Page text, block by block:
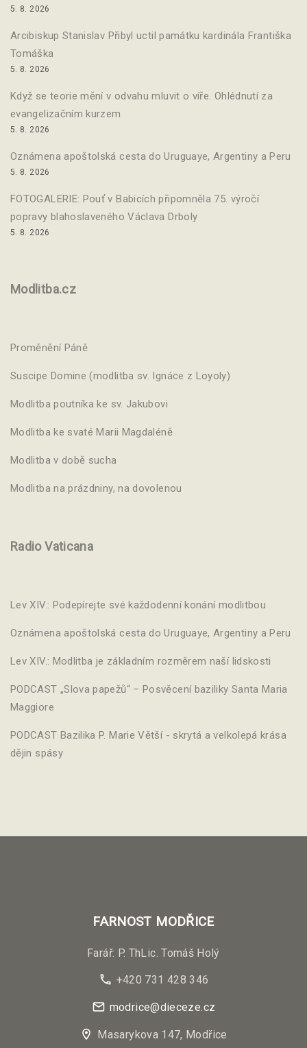
5. 8. 2026
Arcibiskup Stanislav Přibyl uctil památku kardinála Františka
Tomáška
5. 8. 2026
Když se teorie mění v odvahu mluvit o víře. Ohlédnutí za
evangelizačním kurzem
5. 8. 2026
Oznámena apoštolská cesta do Uruguaye, Argentiny a Peru
5. 8. 2026
FOTOGALERIE: Pouť v Babicích připomněla 75. výročí
popravy blahoslaveného Václava Drboly
5. 8. 2026
Modlitba.cz
Proměnění Páně
Suscipe Domine (modlitba sv. Ignáce z Loyoly)
Modlitba poutníka ke sv. Jakubovi
Modlitba ke svaté Marii Magdaléně
Modlitba v době sucha
Modlitba na prázdniny, na dovolenou
Radio Vaticana
Lev XIV.: Podepírejte své každodenní konání modlitbou
Oznámena apoštolská cesta do Uruguaye, Argentiny a Peru
Lev XIV.: Modlitba je základním rozměrem naší lidskosti
PODCAST „Slova papežů“ – Posvěcení baziliky Santa Maria
Maggiore
PODCAST Bazilika P. Marie Větší - skrytá a velkolepá krása
dějin spásy
FARNOST MODŘICE
Farář: P. ThLic. Tomáš Holý
+420 731 428 346
modrice@dieceze.cz
Masarykova 147, Modřice